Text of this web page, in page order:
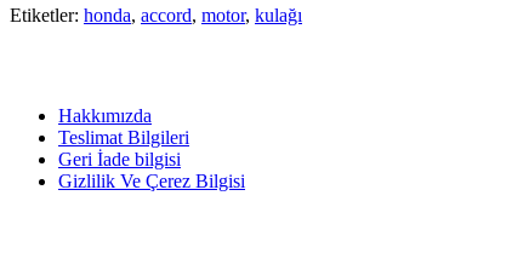
Etiketler: honda, accord, motor, kulağı
Hakkımızda
Teslimat Bilgileri
Geri İade bilgisi
Gizlilik Ve Çerez Bilgisi